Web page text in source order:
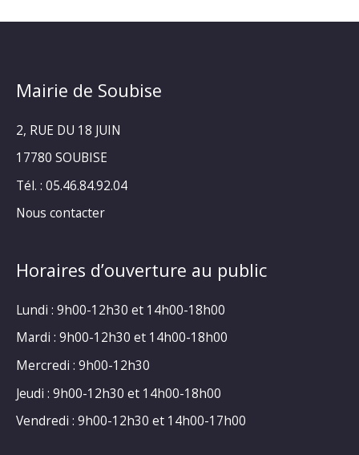
Mairie de Soubise
2, RUE DU 18 JUIN
17780 SOUBISE
Tél. : 05.46.84.92.04
Nous contacter
Horaires d’ouverture au public
Lundi : 9h00-12h30 et 14h00-18h00
Mardi : 9h00-12h30 et 14h00-18h00
Mercredi : 9h00-12h30
Jeudi : 9h00-12h30 et 14h00-18h00
Vendredi : 9h00-12h30 et 14h00-17h00